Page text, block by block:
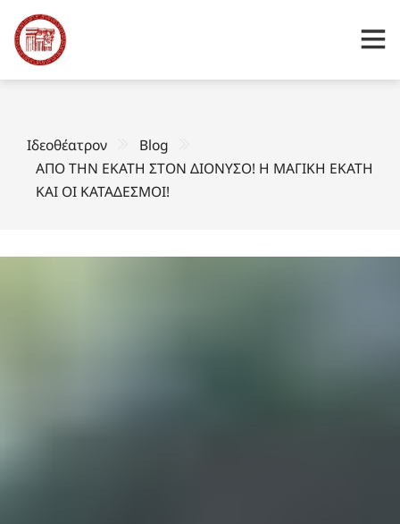
Ιδεοθέατρον
Blog
ΑΠΟ ΤΗΝ ΕΚΑΤΗ ΣΤΟΝ ΔΙΟΝΥΣΟ! Η ΜΑΓΙΚΗ ΕΚΑΤΗ
ΚΑΙ ΟΙ ΚΑΤΑΔΕΣΜΟΙ!